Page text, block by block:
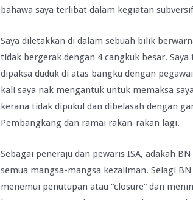
bahawa saya terlibat dalam kegiatan
Saya diletakkan di dalam sebuah bilik
tidak bergerak dengan 4 cangkuk besar.
dipaksa duduk di atas bangku dengan
kali saya nak mengantuk untuk memaksa
kerana tidak dipukul dan dibelasah dengan
Pembangkang dan ramai rakan-rakan lagi.
Sebagai peneraju dan pewaris ISA, adakah
semua mangsa-mangsa kezaliman. Selagi
menemui penutupan atau “closure” dan